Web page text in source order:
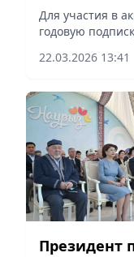
Для участия в
годовую
22.03.2026 13:41
Президент